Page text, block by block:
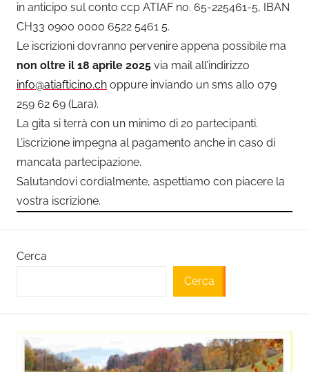
in anticipo sul conto ccp ATIAF no. 65-225461-5, IBAN
CH33 0900 0000 6522 5461 5.
Le iscrizioni dovranno pervenire appena possibile ma
non oltre il 18 aprile 2025 via mail all’indirizzo
info@atiafticino.ch oppure inviando un sms allo 079
259 62 69 (Lara).
La gita si terrà con un minimo di 20 partecipanti.
L’iscrizione impegna al pagamento anche in caso di
mancata partecipazione.
Salutandovi cordialmente, aspettiamo con piacere la
vostra iscrizione.
Cerca
Cerca